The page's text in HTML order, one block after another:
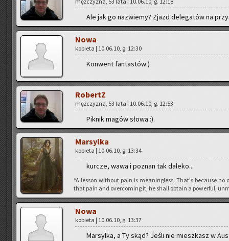
Ale jak go na­zwie­my? Zjazd de­le­ga­tów na
Nowa
ko­bie­ta | 10.06.10, g. 12:30
Kon­went fan­ta­stów:)
Ro­bertZ
męż­czy­zna, 53 lata | 10.06.10, g. 12:53
Pik­nik magów słowa :).
Mar­syl­ka
ko­bie­ta | 10.06.10, g. 13:34
kur­cze, wawa i po­znan tak da­le­ko...
“A les­son wi­tho­ut pain is me­anin­gless. That's be­cau­se
that pain and over­co­ming it, he shall ob­ta­in a po­wer­ful,
Nowa
ko­bie­ta | 10.06.10, g. 13:37
Mar­syl­ka, a Ty skąd? Jeśli nie miesz­kasz w